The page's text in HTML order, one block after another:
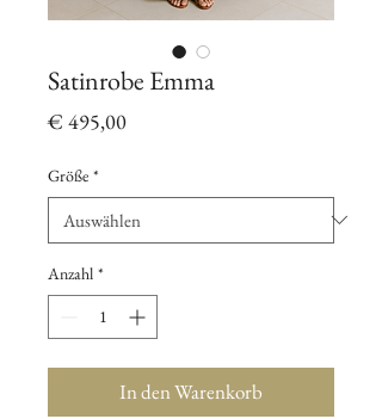
Satinrobe Emma
€ 495,00Preis
Größe *
Anzahl *
In den Warenkorb